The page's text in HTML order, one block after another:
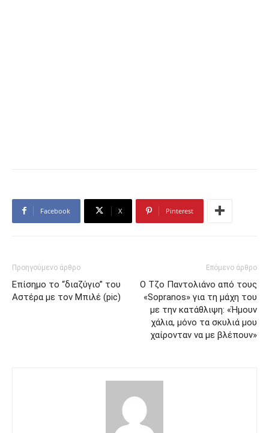
Facebook X Pinterest
Προηγούμενο άρθρο
Επίσημο το “διαζύγιο” του
Αστέρα με τον Μπιλέ (pic)
Επόμενο άρθρο
Ο Τζο Παντολιάνο από τους
«Sopranos» για τη μάχη του
με την κατάθλιψη: «Ήμουν
χάλια, μόνο τα σκυλιά μου
χαίρονταν να με βλέπουν»